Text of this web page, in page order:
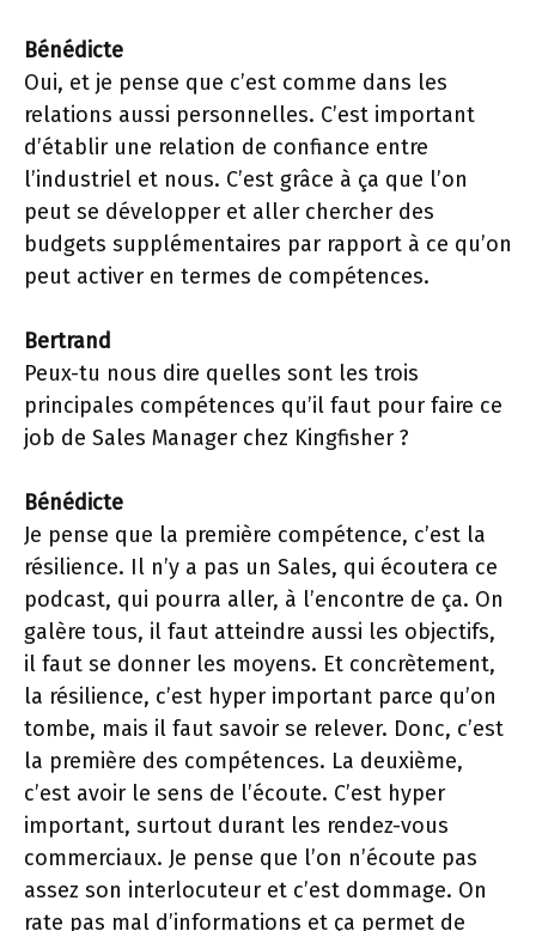
Bénédicte
Oui, et je pense que c’est comme dans les
relations aussi personnelles. C’est important
d’établir une relation de confiance entre
l’industriel et nous. C’est grâce à ça que l’on
peut se développer et aller chercher des
budgets supplémentaires par rapport à ce qu’on
peut activer en termes de compétences.
Bertrand
Peux-tu nous dire quelles sont les trois
principales compétences qu’il faut pour faire ce
job de Sales Manager chez Kingfisher ?
Bénédicte
Je pense que la première compétence, c’est la
résilience. Il n’y a pas un Sales, qui écoutera ce
podcast, qui pourra aller, à l’encontre de ça. On
galère tous, il faut atteindre aussi les objectifs,
il faut se donner les moyens. Et concrètement,
la résilience, c’est hyper important parce qu’on
tombe, mais il faut savoir se relever. Donc, c’est
la première des compétences. La deuxième,
c’est avoir le sens de l’écoute. C’est hyper
important, surtout durant les rendez-vous
commerciaux. Je pense que l’on n’écoute pas
assez son interlocuteur et c’est dommage. On
rate pas mal d’informations et ça permet de